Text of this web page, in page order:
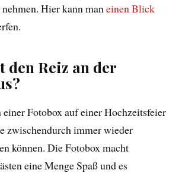
Hier kann maneinen Blick
den Reiz an der
einer Fotobox auf einer Hochzeitsfeier
zwischendurch immer wieder
können. Die Fotobox macht
eine Menge Spaß und es